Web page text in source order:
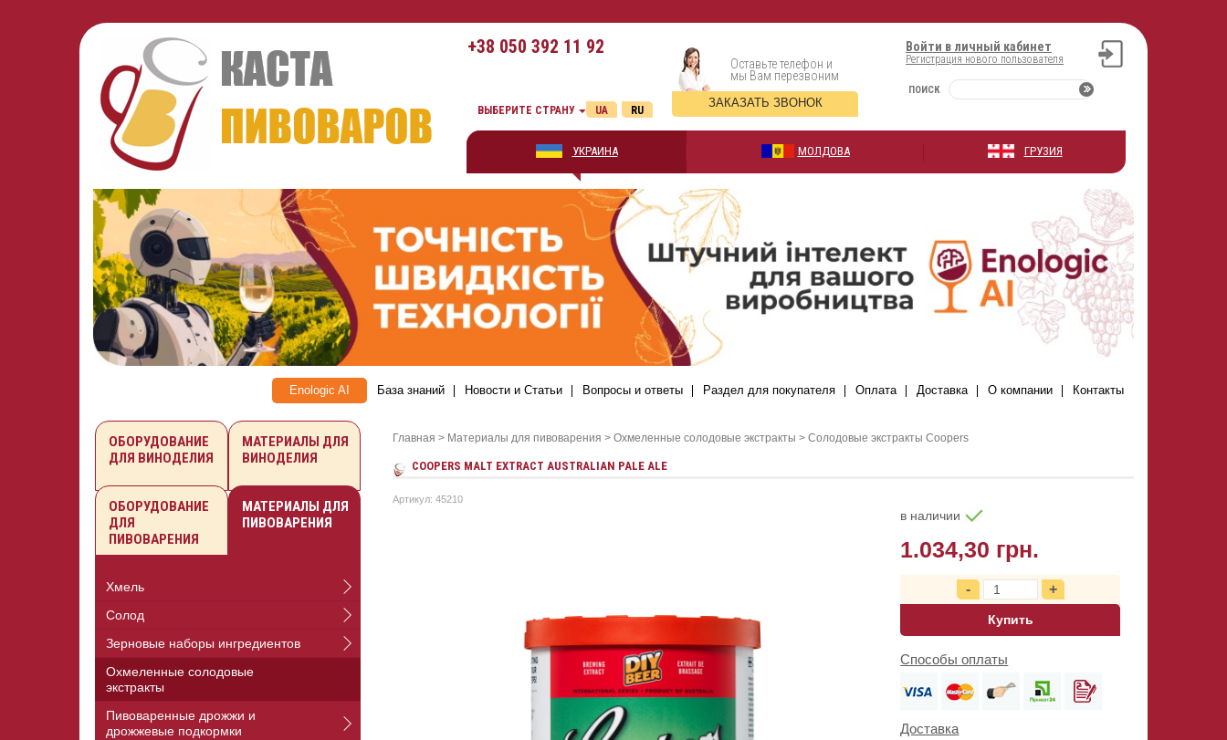
+38 050 392 11 92 Войти в личный кабинет
Регистрация нового пользователя
ПОИСК
Оставьте телефон и
мы Вам перезвоним
ЗАКАЗАТЬ ЗВОНОК
ВЫБЕРИТЕ СТРАНУ RU
UA
УКРАИНА МОЛДОВА ГРУЗИЯ
Enologic AI База знаний Новости и Статьи Вопросы и ответы Раздел для покупателя Оплата Доставка О компании Контакты
Главная > Материалы для пивоварения > Охмеленные солодовые экстракты > Солодовые экстракты Coopers
COOPERS MALT EXTRACT AUSTRALIAN PALE ALE
Артикул: 45210
в наличии
1.034,30 грн.
Купить
Способы оплаты
Доставка
ОБОРУДОВАНИЕ
ДЛЯ ВИНОДЕЛИЯ
МАТЕРИАЛЫ ДЛЯ
ВИНОДЕЛИЯ
ОБОРУДОВАНИЕ
ДЛЯ
ПИВОВАРЕНИЯ
МАТЕРИАЛЫ ДЛЯ
ПИВОВАРЕНИЯ
Хмель
Солод
Зерновые наборы ингредиентов
Охмеленные солодовые
экстракты
Пивоваренные дрожжи и
дрожжевые подкормки